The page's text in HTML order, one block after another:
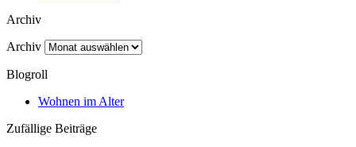
Archiv
Archiv
Blogroll
Wohnen im Alter
Zufällige Beiträge